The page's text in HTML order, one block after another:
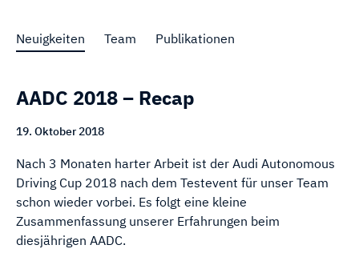
Neuigkeiten Team Publikationen
AADC 2018 – Recap
19. Oktober 2018
Nach 3 Monaten harter Arbeit ist der Audi Autonomous
Driving Cup 2018 nach dem Testevent für unser Team
schon wieder vorbei. Es folgt eine kleine
Zusammenfassung unserer Erfahrungen beim
diesjährigen AADC.